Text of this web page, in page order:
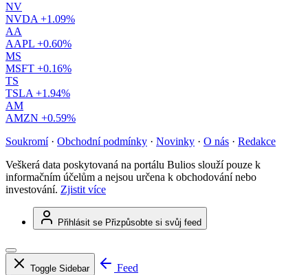
NV
NVDA +1.09%
AA
AAPL +0.60%
MS
MSFT +0.16%
TS
TSLA +1.94%
AM
AMZN +0.59%
Soukromí · Obchodní podmínky · Novinky · O nás · Redakce
Veškerá data poskytovaná na portálu Bulios slouží pouze k
informačním účelům a nejsou určena k obchodování nebo
investování. Zjistit více
Přihlásit se Přizpůsobte si svůj feed
Toggle Sidebar
Feed